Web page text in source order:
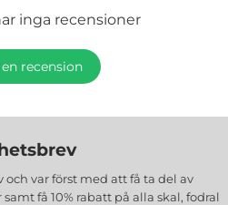
inga recensioner
recension
och var först med att få ta del av
få 10% rabatt på alla skal, fodral